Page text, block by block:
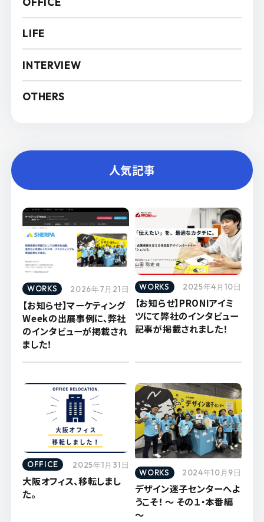
LIFE
INTERVIEW
OTHERS
人気記事
WORKS 2026年7月21日
【お知らせ】マーケティング
Weekの出展事例に、弊社
のインタビューが掲載され
ました！
WORKS 2025年4月10日
【お知らせ】PRONIアイミ
ツにて弊社のインタビュー
記事が掲載されました！
OFFICE 2025年1月31日
大阪オフィス、移転しまし
た。
WORKS 2024年10月9日
デザイン迷子センターへよ
うこそ！ ～ その１・本番編
～